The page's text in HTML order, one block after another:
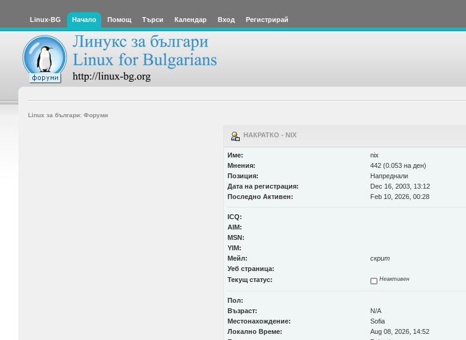
Linux-BG Начало Помощ Търси Календар Вход Регистрирай
Linux за българи: Форуми
НАКРАТКО - NIX
Име:
nix
Мнения:
442 (0.053 на ден)
Позиция:
Напреднали
Дата на регистрация:
Dec 16, 2003, 13:12
Последно Активен:
Feb 10, 2026, 00:28
ICQ:
AIM:
MSN:
YIM:
Мейл:
скрит
Уеб страница:
Текущ статус:
Неактивен
Пол:
Възраст:
N/A
Местонахождение:
Sofia
Локално Време:
Aug 08, 2026, 14:52